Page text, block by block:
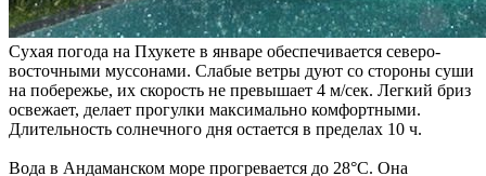
Сухая погода на Пхукете в январе обеспечивается северо-
восточными муссонами. Слабые ветры дуют со стороны суши
на побережье, их скорость не превышает 4 м/сек. Легкий бриз
освежает, делает прогулки максимально комфортными.
Длительность солнечного дня остается в пределах 10 ч.
Вода в Андаманском море прогревается до 28°С. Она